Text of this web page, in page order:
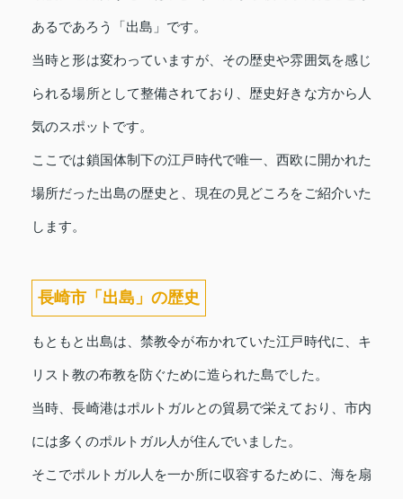
あるであろう「出島」です。
当時と形は変わっていますが、その歴史や雰囲気を感じ
られる場所として整備されており、歴史好きな方から人
気のスポットです。
ここでは鎖国体制下の江戸時代で唯一、西欧に開かれた
場所だった出島の歴史と、現在の見どころをご紹介いた
します。
長崎市「出島」の歴史
もともと出島は、禁教令が布かれていた江戸時代に、キ
リスト教の布教を防ぐために造られた島でした。
当時、長崎港はポルトガルとの貿易で栄えており、市内
には多くのポルトガル人が住んでいました。
そこでポルトガル人を一か所に収容するために、海を扇